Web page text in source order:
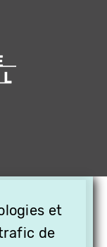
et
de
EN
VOS